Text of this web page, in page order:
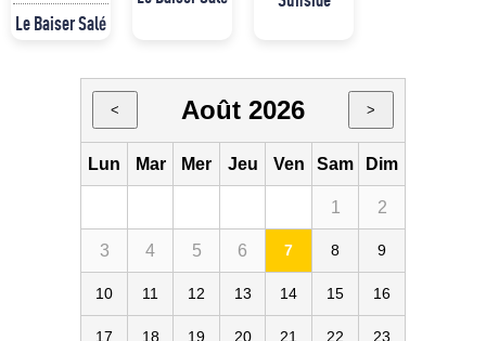
Le Baiser Salé
< Août 2026 >
Lun Mar Mer Jeu Ven Sam Dim
1 2
3 4 5 6 7 8 9
10 11 12 13 14 15 16
17 18 19 20 21 22 23